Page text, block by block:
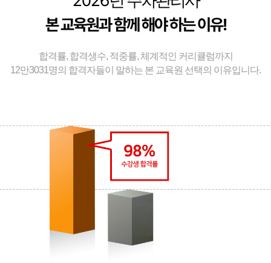
본 교육원과 함께 해야 하는 이유!
합격률, 합격생수, 적중률, 체계적인 커리큘럼까지
12만3031명의 합격자들이 말하는 본 교육원 선택의 이유입니다.